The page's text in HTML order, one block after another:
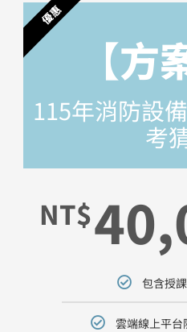
優惠
【方
115年消防設
考
NT$
包含授
雲端線上平台